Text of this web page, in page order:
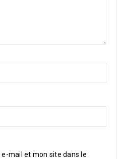
mail et mon site dans le